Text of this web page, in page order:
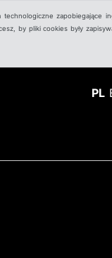
zapobiegające
by pliki cookies były
PL